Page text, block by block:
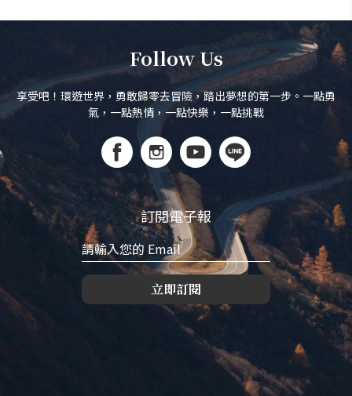
Follow Us
享受吧！環遊世界，勇敢歸零去冒險，踏出夢想的第一步。一點勇
氣，一點熱情，一點快樂，一點挑戰
訂閱電子報
立即訂閱